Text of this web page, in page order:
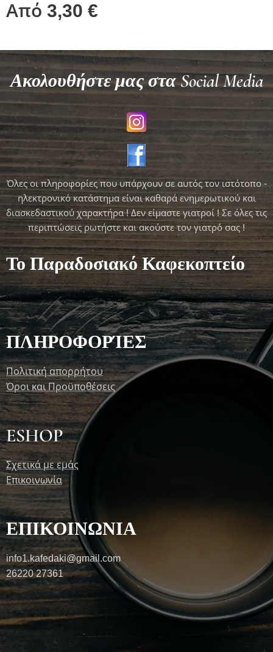
Από 3,30 €
Ακολουθήστε μας στα Social Media
Όλες οι πληροφορίες που υπάρχουν σε αυτός τον ιστότοπο -
ηλεκτρονικό κατάστημα είναι καθαρά ενημερωτικού και
διασκεδαστικού χαρακτήρα ! Δεν είμαστε γιατροί ! Σε όλες τις
περιπτώσεις ρωτήστε και ακούστε τον γιατρό σας !
Το Παραδοσιακό Καφεκοπτείο
ΠΛΗΡΟΦΟΡΊΕΣ
Πολιτική απορρήτου
Όροι και Προϋποθέσεις
ESHOP
Σχετικά με εμάς
Επικοινωνία
ΕΠΙΚΟΙΝΩΝΙΑ
info1.kafedaki@gmail.com
26220 27361